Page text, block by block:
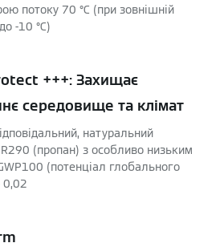
потоку 70 °C (при зовнішній
-10 °C)
+++: Захищає
середовище та клімат
натуральний
(пропан) з особливо низьким
(потенціал глобального
0,02